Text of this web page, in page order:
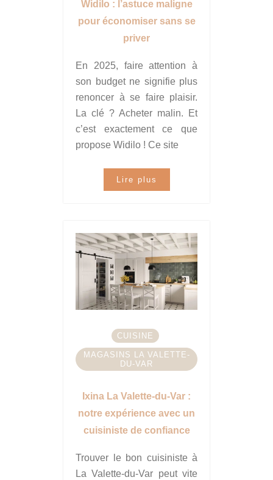
Widilo : l’astuce maligne
pour économiser sans se
priver
En 2025, faire attention à
son budget ne signifie plus
renoncer à se faire plaisir.
La clé ? Acheter malin. Et
c’est exactement ce que
propose Widilo ! Ce site
Lire plus
CUISINE
MAGASINS LA VALETTE-
DU-VAR
Ixina La Valette-du-Var :
notre expérience avec un
cuisiniste de confiance
Trouver le bon cuisiniste à
La Valette-du-Var peut vite